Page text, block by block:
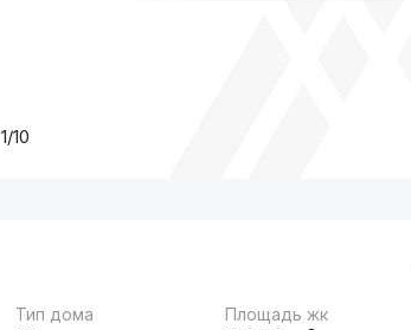
1/10
Тип дома Площадь жк